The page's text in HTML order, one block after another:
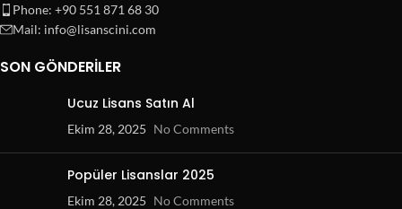
Phone: +90 551 871 68 30
Mail: info@lisanscini.com
SON GÖNDERILER
Ucuz Lisans Satın Al
Ekim 28, 2025 No Comments
Popüler Lisanslar 2025
Ekim 28, 2025 No Comments